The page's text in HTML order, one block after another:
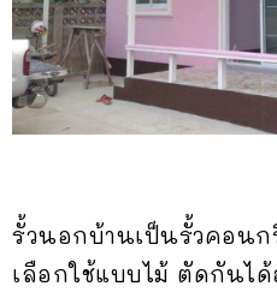
รั้วนอกบ้านเป็นรั้วคอนก
เลือกใช้แบบไม้ ตัดกันได้